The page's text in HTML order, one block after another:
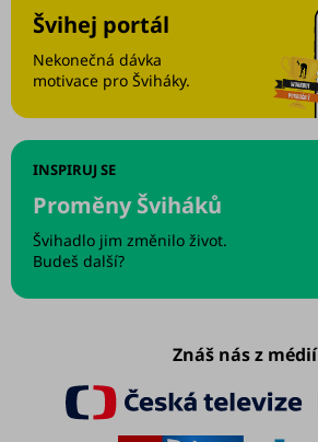
Švihej portál
Nekonečná dávka
motivace pro Šviháky.
INSPIRUJ SE
Proměny Šviháků
Švihadlo jim změnilo život.
Budeš další?
Znáš nás z médií